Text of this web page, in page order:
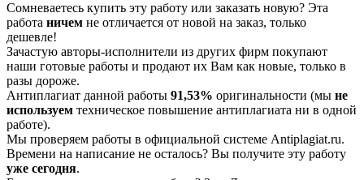
Сомневаетесь купить эту работу или заказать новую? Эта
работа ничем не отличается от новой на заказ, только
дешевле!
Зачастую авторы-исполнители из других фирм покупают
наши готовые работы и продают их Вам как новые, только в
разы дороже.
Антиплагиат данной работы 91,53% оригинальности (мы не
используем техническое повышение антиплагиата ни в одной
работе).
Мы проверяем работы в официальной системе Аntiplagiat.ru.
Времени на написание не осталось? Вы получите эту работу
уже сегодня.